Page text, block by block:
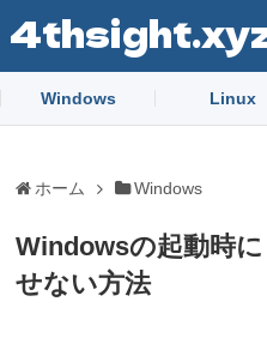
Windows Linux
ホーム Windows
Windowsの起動時
せない方法